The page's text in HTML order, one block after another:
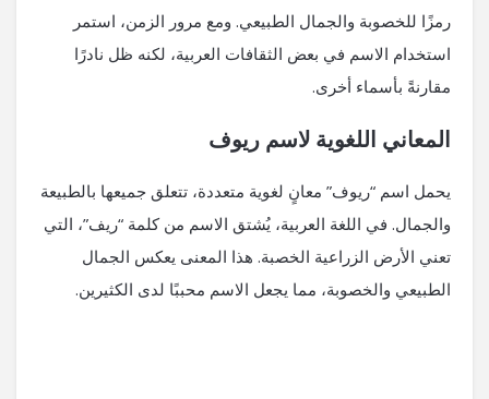
رمزًا للخصوبة والجمال الطبيعي. ومع مرور الزمن، استمر
استخدام الاسم في بعض الثقافات العربية، لكنه ظل نادرًا
مقارنةً بأسماء أخرى.
المعاني اللغوية لاسم ريوف
يحمل اسم “ريوف” معانٍ لغوية متعددة، تتعلق جميعها بالطبيعة
والجمال. في اللغة العربية، يُشتق الاسم من كلمة “ريف”، التي
تعني الأرض الزراعية الخصبة. هذا المعنى يعكس الجمال
الطبيعي والخصوبة، مما يجعل الاسم محببًا لدى الكثيرين.